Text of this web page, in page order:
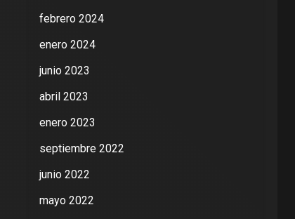
febrero 2024
enero 2024
junio 2023
abril 2023
enero 2023
septiembre 2022
junio 2022
mayo 2022